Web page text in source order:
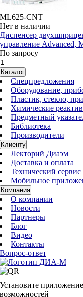
ML625-CNT
Нет в наличии
Диспенсер
управление Advanced,
По запросу
Каталог
Спецпредложения
Оборудование,
Пластик, стекло,
Химические
Предметный
Библиотека
Производители
Клиенту
Лекторий Диаэм
Доставка и оплата
Технический сервис
Мобильное
Компания
О компании
Новости
Партнеры
Блог
Видео
Контакты
Вопрос-ответ
Установите
возможностей